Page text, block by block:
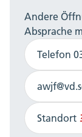
Andere
Absprache
Telefon
Standort